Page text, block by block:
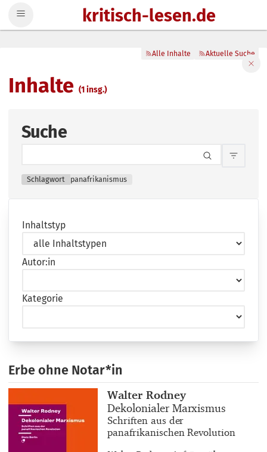
kritisch-lesen.de
Inhalte(1 insg.)
Alle Inhalte Aktuelle Suche
Suche
Schlagwort panafrikanismus
Inhaltstyp
Autor:in
Kategorie
Erbe ohne Notar*in
Buchautor_innen
Walter Rodney
Buchtitel
Dekolonialer Marxismus
Buchuntertitel
Schriften aus der
panafrikanischen Revolution